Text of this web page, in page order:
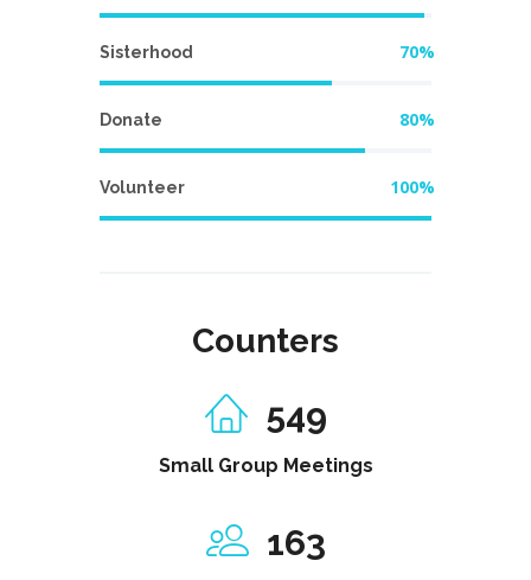
Sisterhood 70%
Donate 80%
Volunteer 100%
Counters
549
Small Group Meetings
163